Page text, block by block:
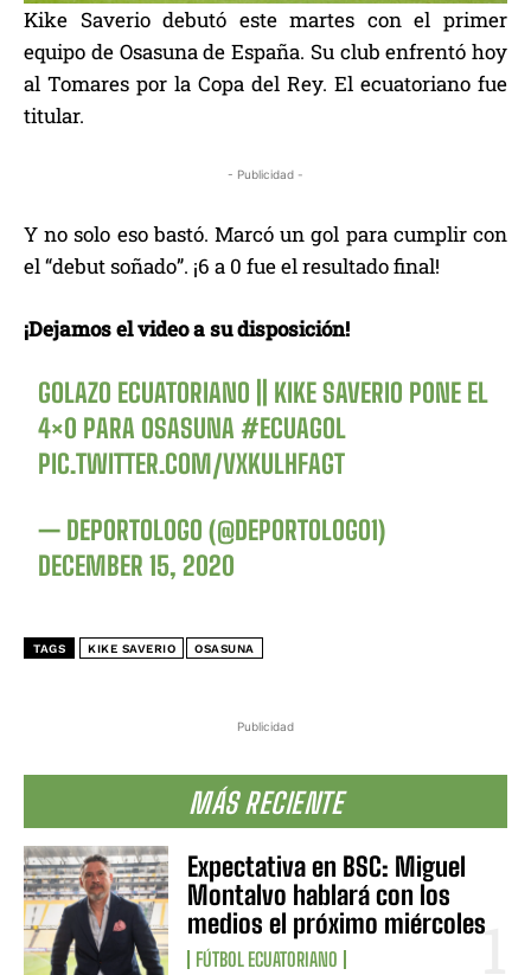
Publicidad
MÁS RECIENTE
Expectativa en BSC: Miguel
Montalvo hablará con los
medios el próximo miércoles
FÚTBOL ECUATORIANO
Kike Saverio debutó este martes con el primer
equipo de Osasuna de España. Su club enfrentó hoy
al Tomares por la Copa del Rey. El ecuatoriano fue
titular.
- Publicidad -
Y no solo eso bastó. Marcó un gol para cumplir con
el “debut soñado”. ¡6 a 0 fue el resultado final!
¡Dejamos el video a su disposición!
GOLAZO ECUATORIANO || KIKE SAVERIO PONE EL
4×0 PARA OSASUNA#ECUAGOL
PIC.TWITTER.COM/VXKULHFAGT
— DEPORTOLOGO (@DEPORTOLOGO1)
DECEMBER 15, 2020
TAGS KIKE SAVERIO OSASUNA